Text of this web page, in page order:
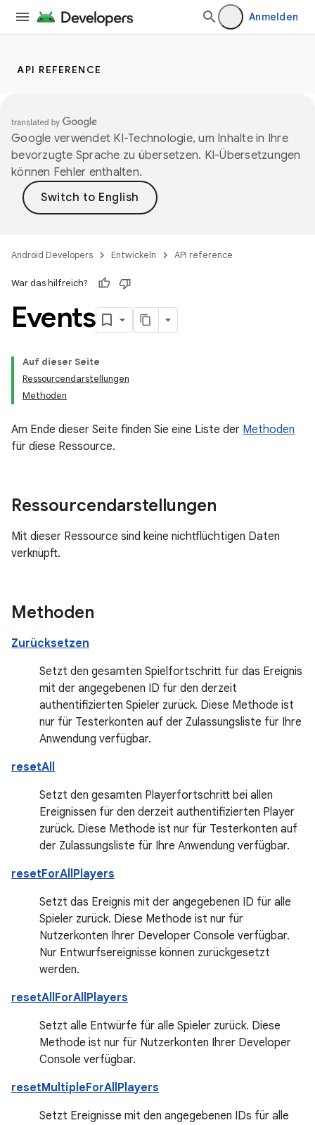
Anmelden
API REFERENCE
Google verwendet KI-Technologie, um Inhalte in Ihre
bevorzugte Sprache zu übersetzen. KI-Übersetzungen
können Fehler enthalten.
Android Developers Entwickeln API reference
War das hilfreich?
Events
Auf dieser Seite
Ressourcendarstellungen
Methoden
Am Ende dieser Seite finden Sie eine Liste der Methoden
für diese Ressource.
Ressourcendarstellungen
Mit dieser Ressource sind keine nichtflüchtigen Daten
verknüpft.
Methoden
Zurücksetzen
Setzt den gesamten Spielfortschritt für das Ereignis
mit der angegebenen ID für den derzeit
authentifizierten Spieler zurück. Diese Methode ist
nur für Testerkonten auf der Zulassungsliste für Ihre
Anwendung verfügbar.
resetAll
Setzt den gesamten Playerfortschritt bei allen
Ereignissen für den derzeit authentifizierten Player
zurück. Diese Methode ist nur für Testerkonten auf
der Zulassungsliste für Ihre Anwendung verfügbar.
resetForAllPlayers
Setzt das Ereignis mit der angegebenen ID für alle
Spieler zurück. Diese Methode ist nur für
Nutzerkonten Ihrer Developer Console verfügbar.
Nur Entwurfsereignisse können zurückgesetzt
werden.
resetAllForAllPlayers
Setzt alle Entwürfe für alle Spieler zurück. Diese
Methode ist nur für Nutzerkonten Ihrer Developer
Console verfügbar.
resetMultipleForAllPlayers
Setzt Ereignisse mit den angegebenen IDs für alle